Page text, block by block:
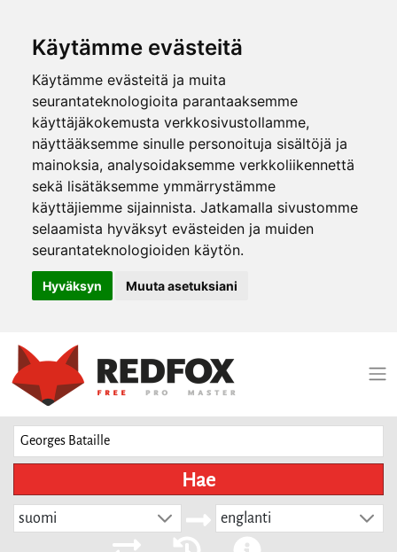
Käytämme evästeitä
Käytämme evästeitä ja muita
seurantateknologioita parantaaksemme
käyttäjäkokemusta verkkosivustollamme,
näyttääksemme sinulle personoituja sisältöjä ja
mainoksia, analysoidaksemme verkkoliikennettä
sekä lisätäksemme ymmärrystämme
käyttäjiemme sijainnista. Jatkamalla sivustomme
selaamista hyväksyt evästeiden ja muiden
seurantateknologioiden käytön.
Hyväksyn Muuta asetuksiani
Hae
suomi englanti